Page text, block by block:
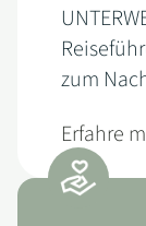
zum
Erfahre